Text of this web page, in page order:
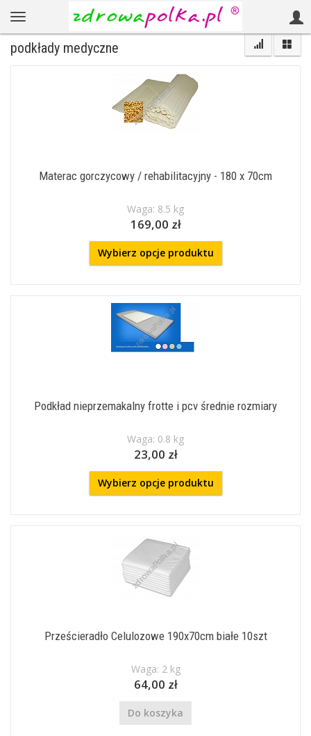
podkłady medyczne
Materac gorczycowy / rehabilitacyjny - 180 x 70cm
Waga: 8.5 kg
169,00 zł
Wybierz opcje produktu
Podkład nieprzemakalny frotte i pcv średnie rozmiary
Waga: 0.8 kg
23,00 zł
Wybierz opcje produktu
Prześcieradło Celulozowe 190x70cm białe 10szt
Waga: 2 kg
64,00 zł
Do koszyka